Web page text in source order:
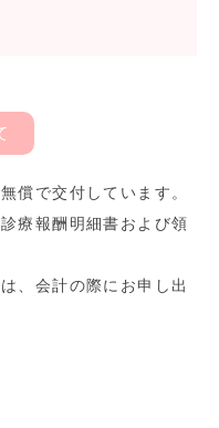
償で交付しています。
療報酬明細書および領
、会計の際にお申し出